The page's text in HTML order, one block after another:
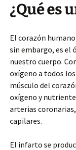
¿Qué es
El corazón
sin embargo, es el
nuestro cuerpo.
oxígeno a todos
músculo del
oxígeno y
arterias
capilares.
El infarto se